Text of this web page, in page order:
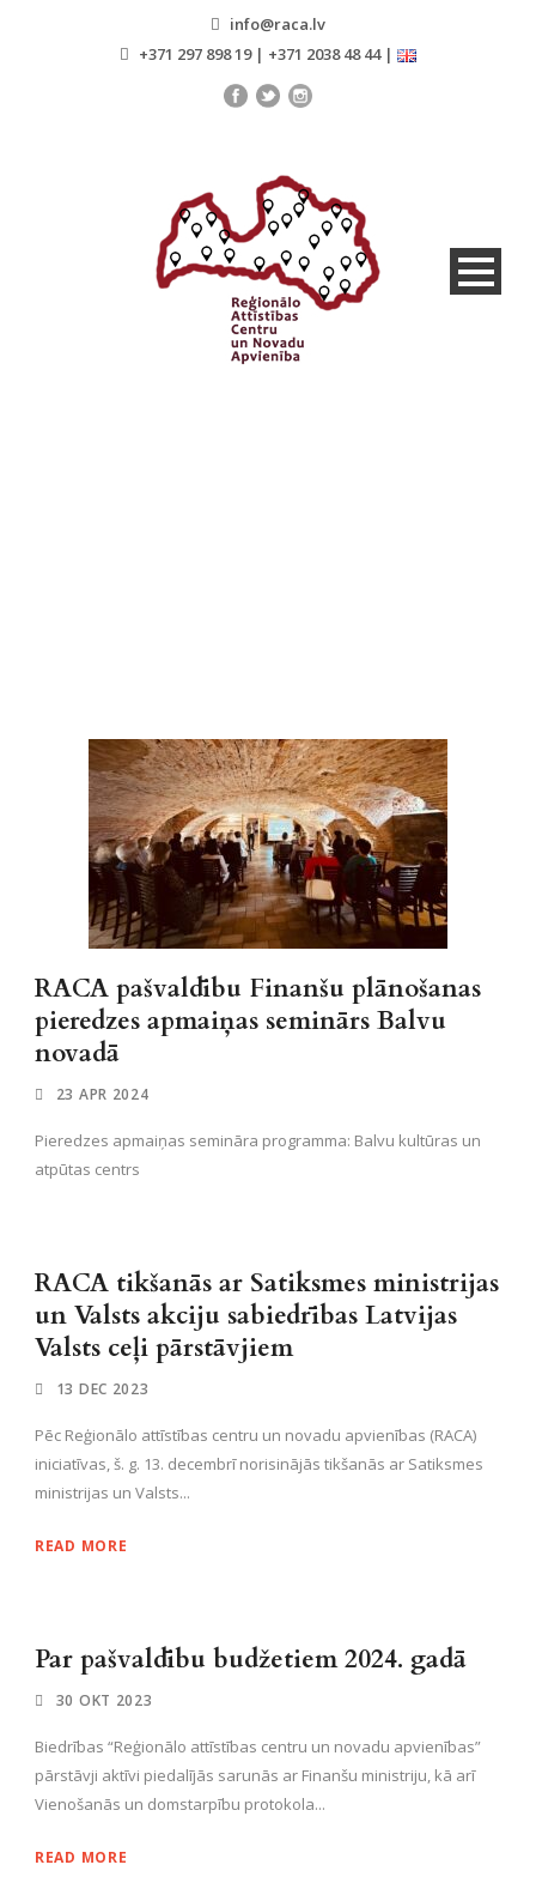
info@raca.lv
+371 297 898 19 | +371 2038 48 44 |
RACA pašvaldību Finanšu plānošanas
pieredzes apmaiņas seminārs Balvu
novadā
23 APR 2024
Pieredzes apmaiņas semināra programma: Balvu kultūras un
atpūtas centrs
RACA tikšanās ar Satiksmes ministrijas
un Valsts akciju sabiedrības Latvijas
Valsts ceļi pārstāvjiem
13 DEC 2023
Pēc Reģionālo attīstības centru un novadu apvienības (RACA)
iniciatīvas, š. g. 13. decembrī norisinājās tikšanās ar Satiksmes
ministrijas un Valsts...
READ MORE
Par pašvaldību budžetiem 2024. gadā
30 OKT 2023
Biedrības “Reģionālo attīstības centru un novadu apvienības”
pārstāvji aktīvi piedalījās sarunās ar Finanšu ministriju, kā arī
Vienošanās un domstarpību protokola...
READ MORE